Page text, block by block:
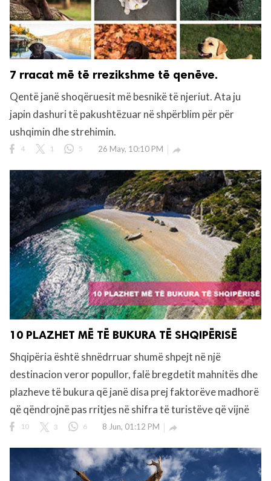
7 rracat më të rrezikshme të qenëve.
Qentë janë shoqëruesit më besnikë të njeriut. Ata ju
japin dashuri të pakushtëzuar në shpërblim për për
ushqimin dhe strehimin.
4 1 5 26 May, 10:10 PM 
10 PLAZHET MË TË BUKURA TË SHQIPËRISË
Shqipëria është shnëdrruar shumë shpejt në një
destinacion veror popullor, falë bregdetit mahnitës dhe
plazheve të bukura që janë disa prej faktorëve madhorë
që qëndrojnë pas rritjes në shifra të turistëve që vijnë
10 3 6 8 Jun, 01:12 PM 